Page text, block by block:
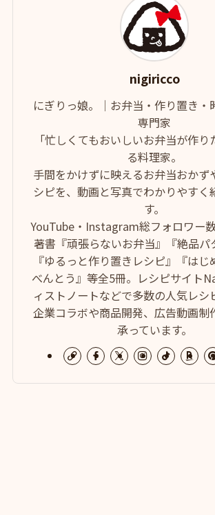
nigiricco
にぎりっ娘。｜お弁当・作り置き・
専門家
「忙しくてもおいしいお弁当が作
る料理家。
手間をかけずに映えるお弁当おかず
シピを、動画と写真でわかりやすく
す。
YouTube・Instagram総フォロワー数
著書『頑張らないお弁当』『絶品パ
『ゆるっと作り置きレシピ』『はじ
べんとう』等全5冊。レシピサイト
ィストノートなどで多数の人気レシ
企業コラボや商品開発、広告動画制
承っています。